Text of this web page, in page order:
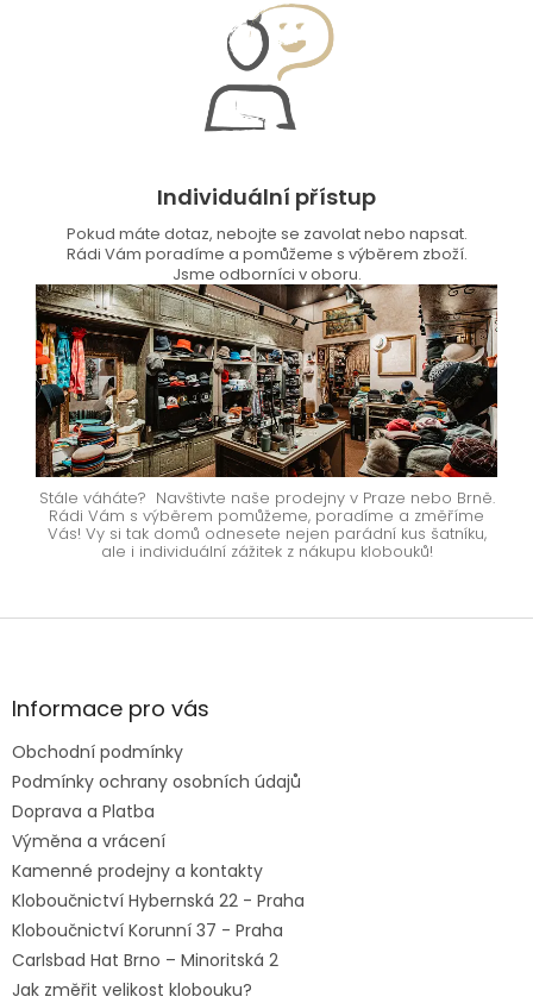
Individuální přístup
Pokud máte dotaz, nebojte se zavolat nebo napsat.
Rádi Vám poradíme a pomůžeme s výběrem zboží.
Jsme odborníci v oboru.
Stále váháte? Navštivte naše prodejny v Praze nebo Brně.
Rádi Vám s výběrem pomůžeme, poradíme a změříme
Vás! Vy si tak domů odnesete nejen parádní kus šatníku,
ale i individuální zážitek z nákupu klobouků!
Z
aInformace pro vás
Obchodní podmínky
Podmínky ochrany osobních údajů
Doprava a Platba
Výměna a vrácení
Kamenné prodejny a kontakty
Kloboučnictví Hybernská 22 - Praha
Kloboučnictví Korunní 37 - Praha
Carlsbad Hat Brno – Minoritská 2
Jak změřit velikost klobouku?